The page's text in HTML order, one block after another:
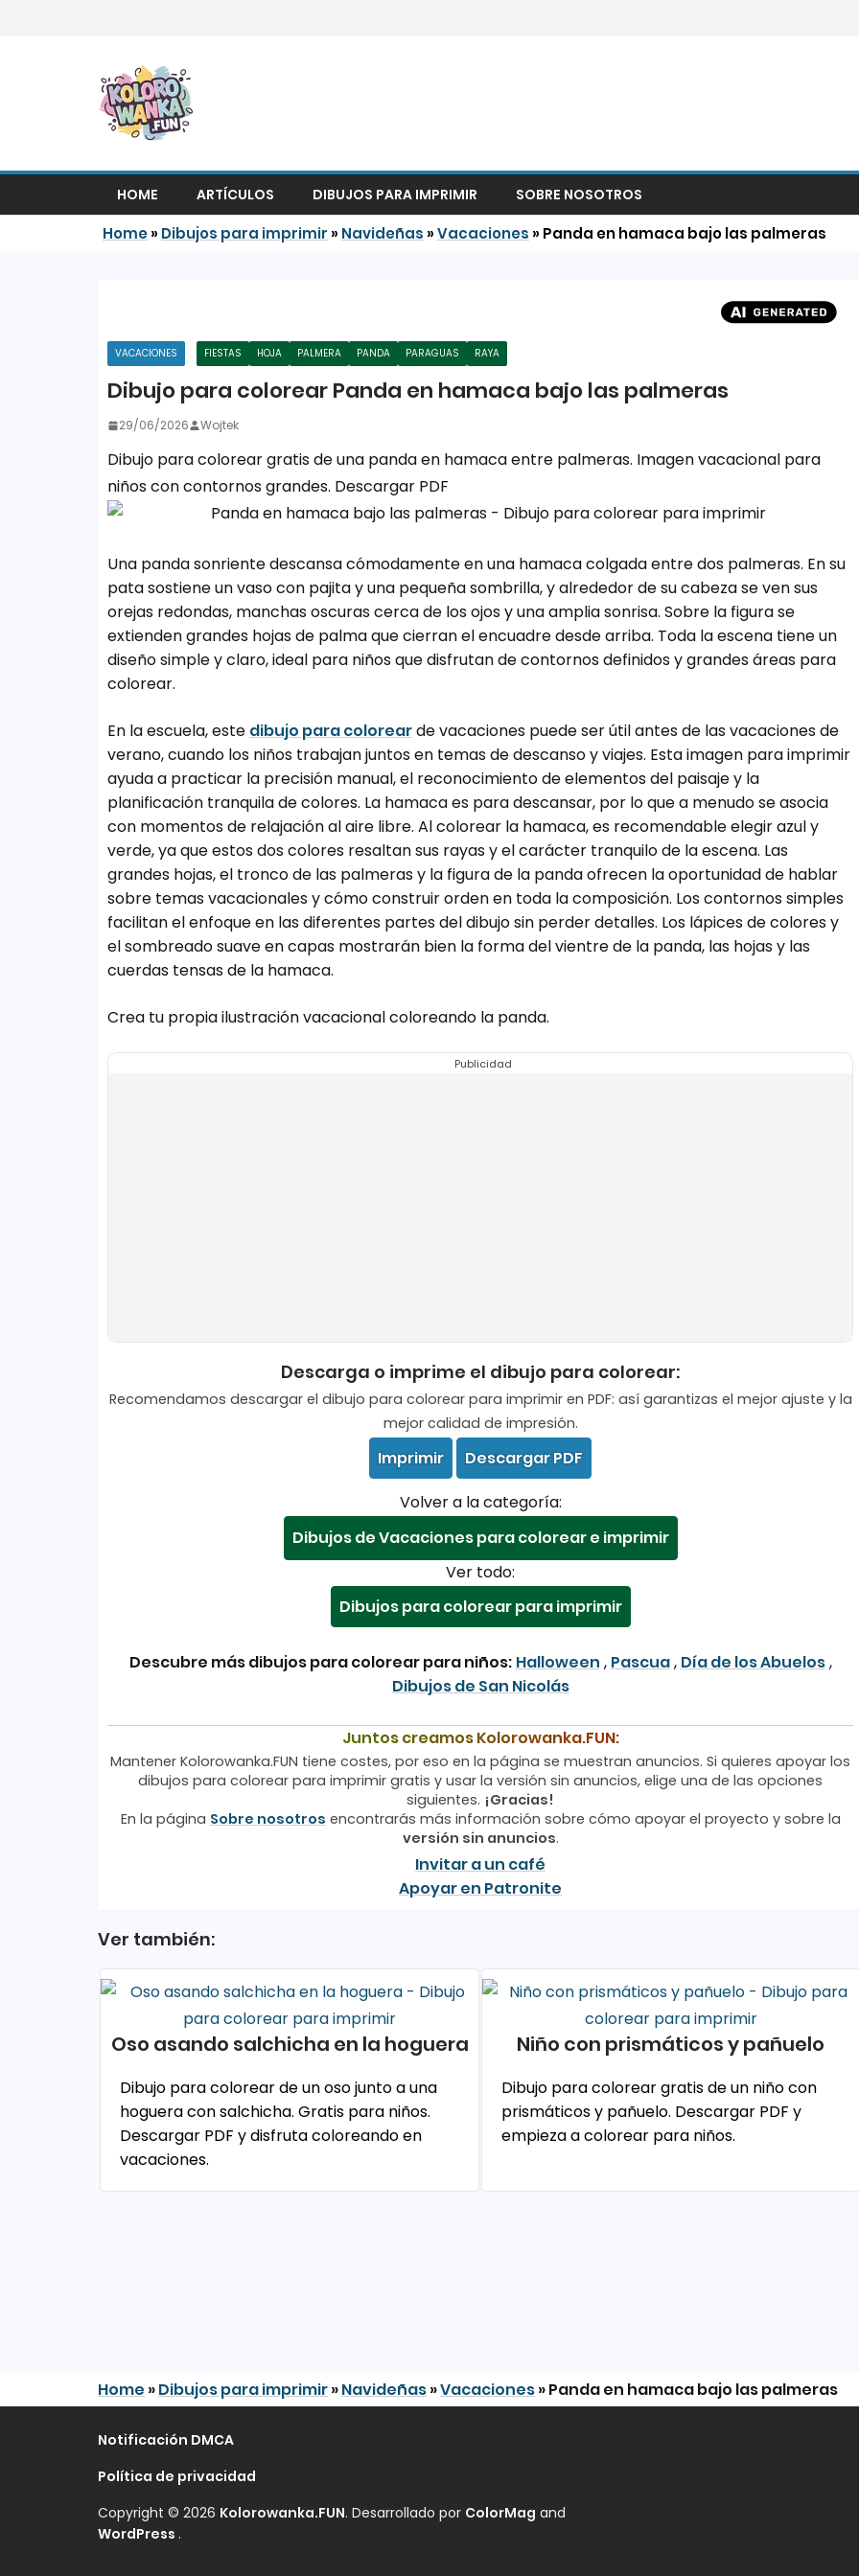
HOME ARTÍCULOS DIBUJOS PARA IMPRIMIR SOBRE NOSOTROS
Home» Dibujos para imprimir » Navideñas »Vacaciones » Panda en hamaca bajo las palmeras
VACACIONES FIESTAS HOJA PALMERA PANDA PARAGUAS RAYA
Dibujo para colorear Panda en hamaca bajo las palmeras
29/06/2026 Wojtek
Dibujo para colorear gratis de una panda en hamaca entre palmeras. Imagen vacacional para
niños con contornos grandes. Descargar PDF
Una panda sonriente descansa cómodamente en una hamaca colgada entre dos palmeras. En su
pata sostiene un vaso con pajita y una pequeña sombrilla, y alrededor de su cabeza se ven sus
orejas redondas, manchas oscuras cerca de los ojos y una amplia sonrisa. Sobre la figura se
extienden grandes hojas de palma que cierran el encuadre desde arriba. Toda la escena tiene un
diseño simple y claro, ideal para niños que disfrutan de contornos definidos y grandes áreas para
colorear.
En la escuela, este dibujo para colorearde vacaciones puede ser útil antes de las vacaciones de
verano, cuando los niños trabajan juntos en temas de descanso y viajes. Esta imagen para imprimir
ayuda a practicar la precisión manual, el reconocimiento de elementos del paisaje y la
planificación tranquila de colores. La hamaca es para descansar, por lo que a menudo se asocia
con momentos de relajación al aire libre. Al colorear la hamaca, es recomendable elegir azul y
verde, ya que estos dos colores resaltan sus rayas y el carácter tranquilo de la escena. Las
grandes hojas, el tronco de las palmeras y la figura de la panda ofrecen la oportunidad de hablar
sobre temas vacacionales y cómo construir orden en toda la composición. Los contornos simples
facilitan el enfoque en las diferentes partes del dibujo sin perder detalles. Los lápices de colores y
el sombreado suave en capas mostrarán bien la forma del vientre de la panda, las hojas y las
cuerdas tensas de la hamaca.
Crea tu propia ilustración vacacional coloreando la panda.
Publicidad
Descarga o imprime el dibujo para colorear:
Recomendamos descargar el dibujo para colorear para imprimir en PDF: así garantizas el mejor ajuste y la
mejor calidad de impresión.
Imprimir
Descargar PDF
Volver a la categoría:
Dibujos de Vacaciones para colorear e imprimir
Ver todo:
Dibujos para colorear para imprimir
Descubre más dibujos para colorear para niños: Halloween , Pascua, Día de los Abuelos,
Dibujos de San Nicolás
Juntos creamos Kolorowanka.FUN:
Mantener Kolorowanka.FUN tiene costes, por eso en la página se muestran anuncios. Si quieres apoyar los
dibujos para colorear para imprimir gratis y usar la versión sin anuncios, elige una de las opciones
siguientes. ¡Gracias!
En la página Sobre nosotros encontrarás más información sobre cómo apoyar el proyecto y sobre la
versión sin anuncios.
Invitar a un café
Apoyar en Patronite
Ver también:
Oso asando salchicha en la hoguera
Dibujo para colorear de un oso junto a una
hoguera con salchicha. Gratis para niños.
Descargar PDF y disfruta coloreando en
vacaciones.
Niño con prismáticos y pañuelo
Dibujo para colorear gratis de un niño con
prismáticos y pañuelo. Descargar PDF y
empieza a colorear para niños.
Home »Dibujos para imprimir»Navideñas»Vacaciones»Panda en hamaca bajo las palmeras
Notificación DMCA
Política de privacidad
Copyright © 2026 Kolorowanka.FUN. Desarrollado por ColorMag and
WordPress .